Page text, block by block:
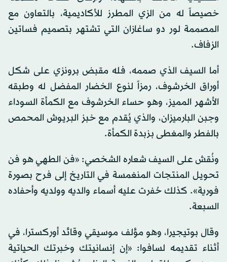
خصيصاً له من الزي المطرز للأكاديمية، بالتعاون مع
المصممة لور دو ساغازان التي تشتهر بتصميم فساتين
الزفاف.
أما السيف الذي صممه، فله مقبض برونزي على شكل
أوراق الخرشوف، رمزاً لنوع الخضار المفضل له وطبقه
الأشهر المميز، وهو حساء الخرشوف مع الكمأة السوداء
وجبن البارميزان، والذي يُقدم مع خبز البريوش المحمص
بالفطر والمغطى بزبدة الكمأة.
ونُقش على السيف شعاره الشخصي: «فن الطهي هو فن
تحويل المنتجات المنغمسة في التاريخ إلى فرح بصورة
فورية». كذلك حُفرت عليه أسماء والديه وولديه وأحفاده
السبعة.
وقال بوتيجيرا، وهو مؤلف موسيقي وقائد أوركسترا، في
أثناء تقديمه لسافوا: «إن إنسانيتك وخبرتك الحياتية